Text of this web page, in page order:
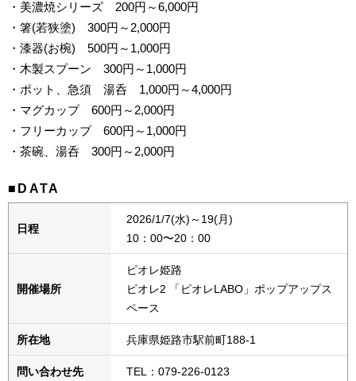
・美濃焼シリーズ 200円～6,000円
・箸(若狭塗) 300円～2,000円
・漆器(お椀) 500円～1,000円
・木製スプーン 300円～1,000円
・ポット、急須 湯呑 1,000円～4,000円
・マグカップ 600円～2,000円
・フリーカップ 600円～1,000円
・茶碗、湯呑 300円～2,000円
■DATA
日程
2026/1/7(水)～19(月)
10：00〜20：00
開催場所
ピオレ姫路
ピオレ2 「ピオレLABO」ポップアップス
ペース
所在地 兵庫県姫路市駅前町188-1
問い合わせ先 TEL：079-226-0123